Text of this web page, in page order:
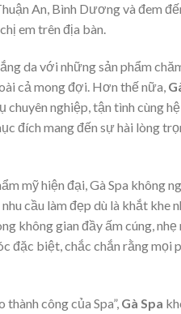
An, Bình Dương và đem
em trên địa bàn.
da với những sản phẩm
cả mong đợi. Hơn thế nữa,
nghiệp, tận tình cùng
đích mang đến sự hài lòng
mỹ hiện đại, Gà Spa không
cầu làm đẹp dù là khắt khe
không gian đầy ấm cúng, nhẹ
biệt, chắc chắn rằng mọi
công của Spa”, Gà Spa